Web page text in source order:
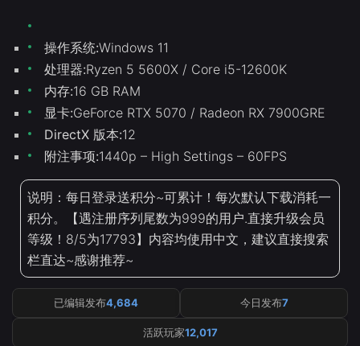
操作系统:Windows 11
处理器:Ryzen 5 5600X / Core i5-12600K
内存:16 GB RAM
显卡:GeForce RTX 5070 / Radeon RX 7900GRE
DirectX 版本:12
附注事项:1440p – High Settings – 60FPS
说明：每日登录送积分~可累计！每次默认下载消耗一
积分。【遇注册序列尾数为999的用户.直接升级会员
等级！8/5为17793】内容均使用中文，建议直接搜索
栏直达~感谢推荐~
已编辑发布4,684 今日发布7
活跃玩家12,017